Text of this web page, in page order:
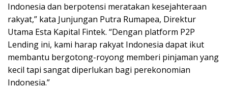
Indonesia dan berpotensi meratakan kesejahteraan
rakyat,” kata Junjungan Putra Rumapea, Direktur
Utama Esta Kapital Fintek. “Dengan platform P2P
Lending ini, kami harap rakyat Indonesia dapat ikut
membantu bergotong-royong memberi pinjaman yang
kecil tapi sangat diperlukan bagi perekonomian
Indonesia.”